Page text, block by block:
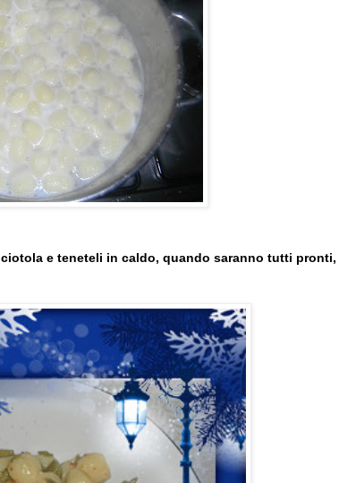
e teneteli in caldo, quando saranno tutti pronti,